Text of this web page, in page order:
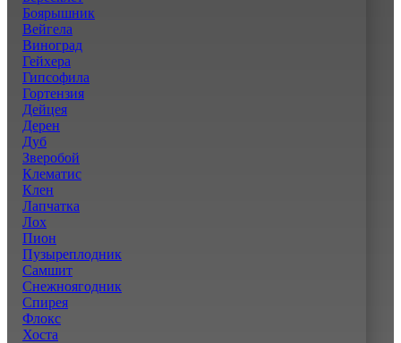
Боярышник
Вейгела
Виноград
Гейхера
Гипсофила
Гортензия
Дейцея
Дерен
Дуб
Зверобой
Клематис
Клен
Лапчатка
Лох
Пион
Пузыреплодник
Самшит
Снежноягодник
Спирея
Флокс
Хоста